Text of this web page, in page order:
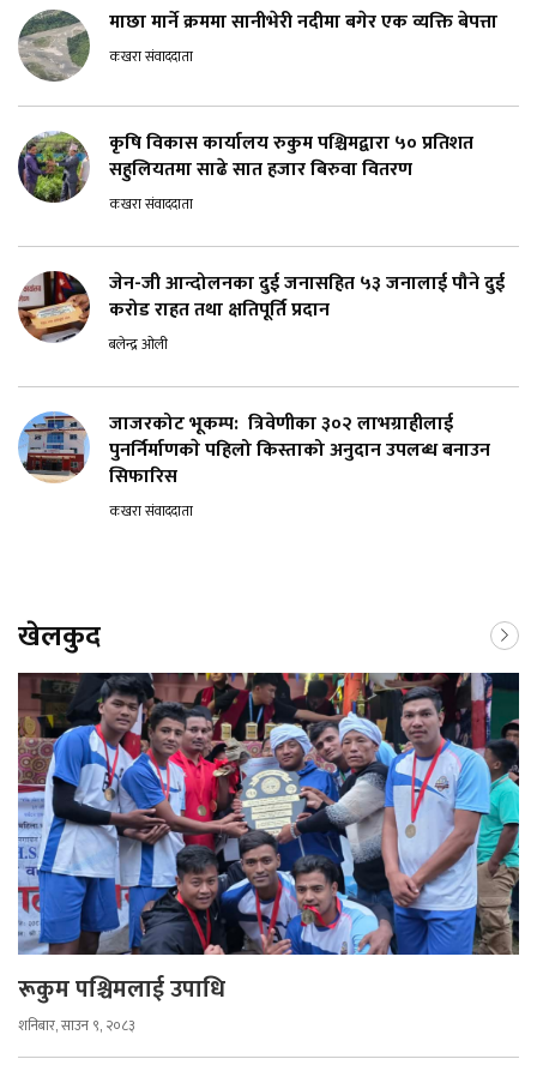
माछा मार्ने क्रममा सानीभेरी नदीमा बगेर एक व्यक्ति बेपत्ता
कखरा संवाददाता
कृषि विकास कार्यालय रुकुम पश्चिमद्वारा ५० प्रतिशत
सहुलियतमा साढे सात हजार बिरुवा वितरण
कखरा संवाददाता
जेन-जी आन्दोलनका दुई जनासहित ५३ जनालाई पौने दुई
करोड राहत तथा क्षतिपूर्ति प्रदान
बलेन्द्र ओली
जाजरकोट भूकम्प: त्रिवेणीका ३०२ लाभग्राहीलाई
पुनर्निर्माणकाे पहिलो किस्ताको अनुदान उपलब्ध बनाउन
सिफारिस
कखरा संवाददाता
खेलकुद
रूकुम पश्चिमलाई उपाधि
शनिबार, साउन ९, २०८३